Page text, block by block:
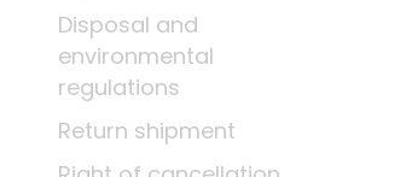
Disposal and
environmental
regulations
Return shipment